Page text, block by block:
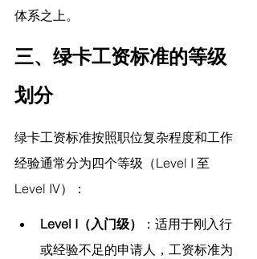
体系之上。
三、绿卡工资标准的等级
划分
绿卡工资标准按照职位复杂程度和工作
经验通常分为四个等级（Level I 至
Level IV）：
Level I（入门级）
：适用于刚入行
或经验不足的申请人，工资标准为